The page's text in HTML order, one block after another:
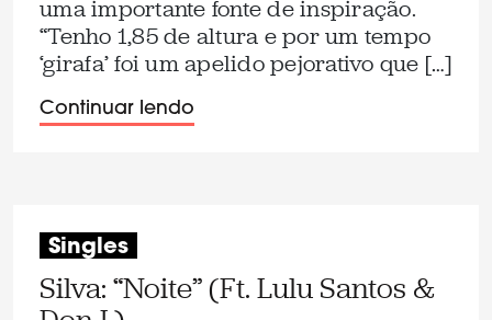
uma importante fonte de inspiração.
“Tenho 1,85 de altura e por um tempo
‘girafa’ foi um apelido pejorativo que […]
Continuar lendo
Singles
Silva: “Noite” (Ft. Lulu Santos &